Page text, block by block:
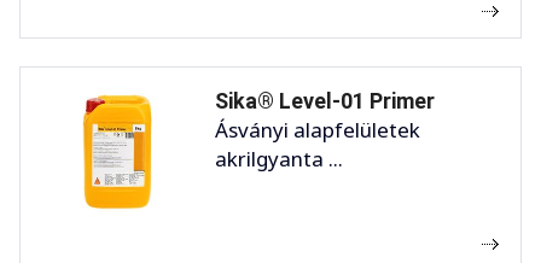
Sika® Level-01 Primer
Ásványi alapfelületek
akrilgyanta ...